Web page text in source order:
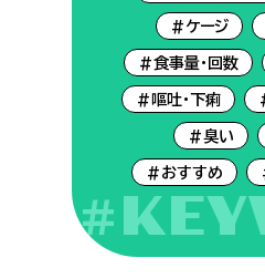
#ケージ
#食事量・回数
#嘔吐・下痢
#臭い
#おすすめ